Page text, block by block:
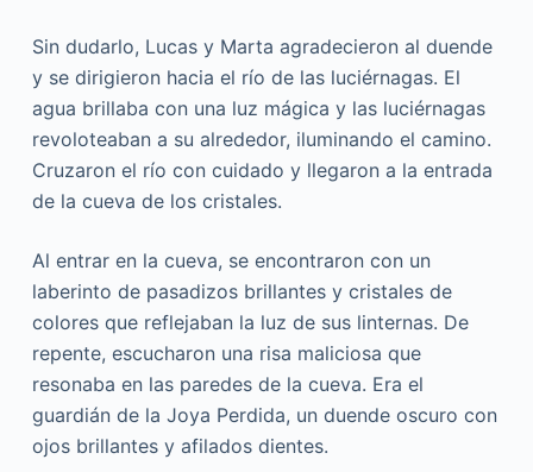
Sin dudarlo, Lucas y Marta agradecieron al duende
y se dirigieron hacia el río de las luciérnagas. El
agua brillaba con una luz mágica y las luciérnagas
revoloteaban a su alrededor, iluminando el camino.
Cruzaron el río con cuidado y llegaron a la entrada
de la cueva de los cristales.
Al entrar en la cueva, se encontraron con un
laberinto de pasadizos brillantes y cristales de
colores que reflejaban la luz de sus linternas. De
repente, escucharon una risa maliciosa que
resonaba en las paredes de la cueva. Era el
guardián de la Joya Perdida, un duende oscuro con
ojos brillantes y afilados dientes.